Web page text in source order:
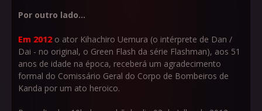
Por outro lado...
Em 2012 o ator Kihachiro Uemura (o intérprete de Dan /
Dai - no original, o Green Flash da série Flashman), aos 51
anos de idade na época, receberá um agradecimento
formal do Comissário Geral do Corpo de Bombeiros de
Kanda por um ato heroico.